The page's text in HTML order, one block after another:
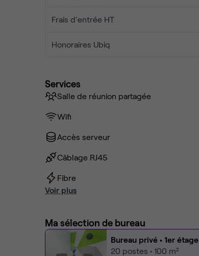
Frais d'entrée HT
Honoraires Ubiq
Services
Salle de réunion partagée
Wifi
Accès serveur
Câblage RJ45
Fibre
Voir plus
Ma sélection de bureau
Bureau privé • 1er étage
20 postes • 100 m²